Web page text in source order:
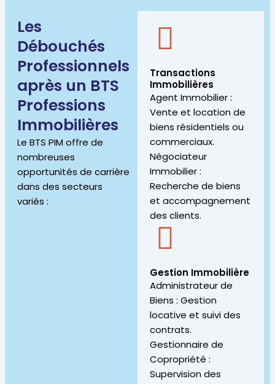
Les
Débouchés
Professionnels
après un BTS
Professions
Immobilières
Le BTS PIM offre de
nombreuses
opportunités de carrière
dans des secteurs
variés :
Transactions
Immobilières
Agent Immobilier :
Vente et location de
biens résidentiels ou
commerciaux.
Négociateur
Immobilier :
Recherche de biens
et accompagnement
des clients.
Gestion Immobilière
Administrateur de
Biens : Gestion
locative et suivi des
contrats.
Gestionnaire de
Copropriété :
Supervision des